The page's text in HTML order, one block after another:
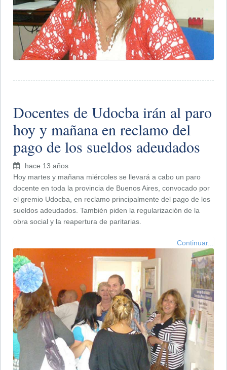
Docentes de Udocba irán al paro
hoy y mañana en reclamo del
pago de los sueldos adeudados
hace 13 años
Hoy martes y mañana miércoles se llevará a cabo un paro
docente en toda la provincia de Buenos Aires, convocado por
el gremio Udocba, en reclamo principalmente del pago de los
sueldos adeudados. También piden la regularización de la
obra social y la reapertura de paritarias.
Continuar...